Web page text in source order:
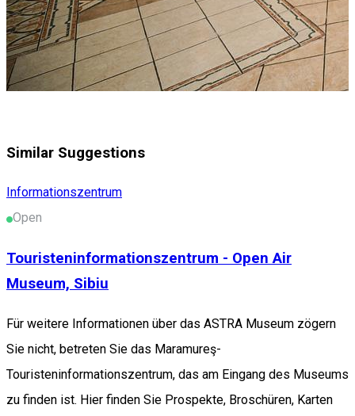
Similar Suggestions
Informationszentrum
Open
Touristeninformationszentrum - Open Air
Museum, Sibiu
Für weitere Informationen über das ASTRA Museum zögern
Sie nicht, betreten Sie das Maramureş-
Touristeninformationszentrum, das am Eingang des Museums
zu finden ist. Hier finden Sie Prospekte, Broschüren, Karten